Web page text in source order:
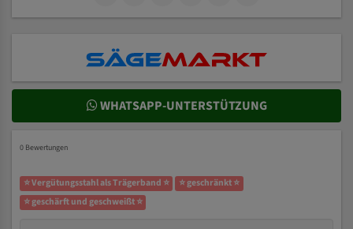
WHATSAPP-UNTERSTÜTZUNG
0 Bewertungen
⭐ Vergütungsstahl als Trägerband ⭐
⭐ geschränkt ⭐
⭐ geschärft und geschweißt ⭐